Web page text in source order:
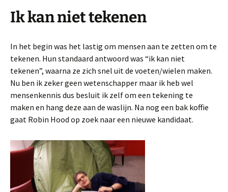
Ik kan niet tekenen
In het begin was het lastig om mensen aan te zetten om te
tekenen. Hun standaard antwoord was “ik kan niet
tekenen”, waarna ze zich snel uit de voeten/wielen maken.
Nu ben ik zeker geen wetenschapper maar ik heb wel
mensenkennis dus besluit ik zelf om een tekening te
maken en hang deze aan de waslijn. Na nog een bak koffie
gaat Robin Hood op zoek naar een nieuwe kandidaat.